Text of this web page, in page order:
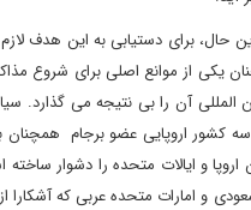
این حال، برای دستیابی به این هدف
یکی از موانع اصلی برای شروع
آن را بی نتیجه می گذارد.
کشور اروپایی عضو برجام
و ایالات متحده را دشوار
و امارات متحده عربی که آشکارا